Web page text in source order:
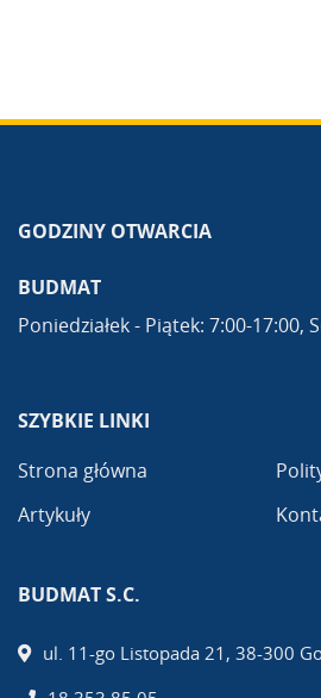
GODZINY OTWARCIA
BUDMAT
Poniedziałek - Piątek: 7:00-17:00,
SZYBKIE LINKI
Strona główna
Artykuły
BUDMAT S.C.
ul. 11-go Listopada 21, 38-300